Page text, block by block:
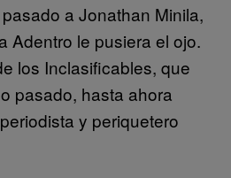
a Jonathan Minila,
Adentro le pusiera el ojo.
los Inclasificables, que
pasado, hasta ahora
y periquetero